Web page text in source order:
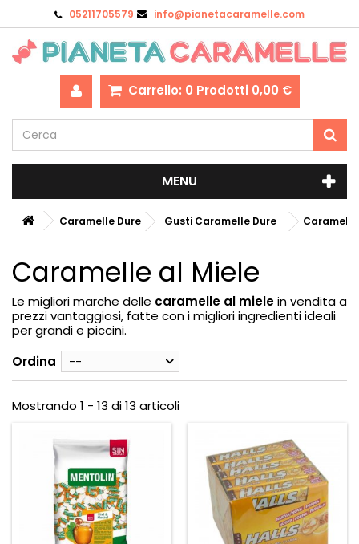
05211705579 info@pianetacaramelle.com
Carrello: 0 Prodotti 0,00 €
MENU
Caramelle Dure Gusti Caramelle Dure
Caramelle al Miele
Le migliori marche delle caramelle al mielein vendita a
prezzi vantaggiosi, fatte con i migliori ingredienti ideali
per grandi e piccini.
Ordina
--
Mostrando 1 - 13 di 13 articoli